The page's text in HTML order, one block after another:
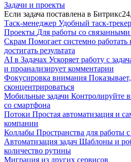
Задачи и проекты
Если задача поставлена в
Таск-менеджер Удобный таск-
Проекты Для работы со связанными
Скрам Помогает системно
достигать результата
AI в Задачах Ускоряет работу с
и проанализирует комментарии
Фокусировка внимания
сконцентрироваться
Мобильные задачи Контролируйте
со смартфона
Потоки Простая автоматизация и
компании
Коллабы Пространства для работы
Автоматизация задач Шаблоны и
количество рутины
Миграция из других сервисов